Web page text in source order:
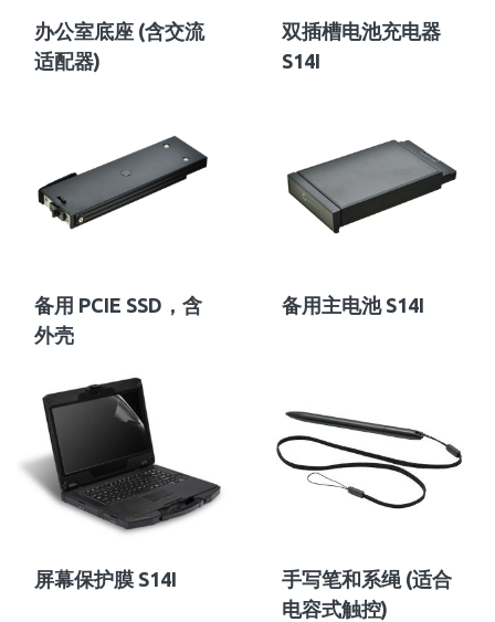
办公室底座 (含交流
适配器)
双插槽电池充电器
S14I
备用 PCIE SSD，含
外壳
备用主电池 S14I
屏幕保护膜 S14I
手写笔和系绳 (适合
电容式触控)